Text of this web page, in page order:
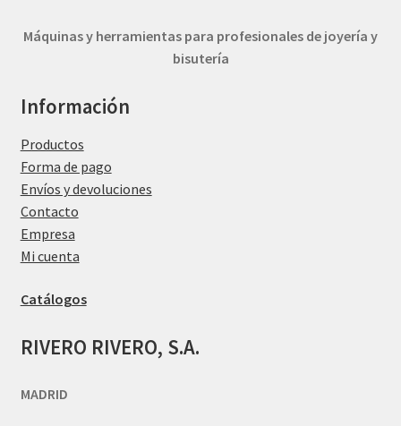
Máquinas y herramientas para profesionales de joyería y
bisutería
Información
Productos
Forma de pago
Envíos y devoluciones
Contacto
Empresa
Mi cuenta
Catálogos
RIVERO RIVERO, S.A.
MADRID